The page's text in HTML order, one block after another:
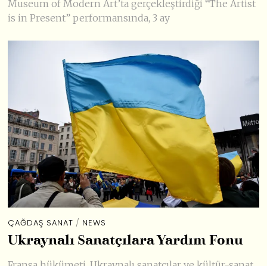
Museum of Modern Art’ta gerçekleştirdiği “The Artist
is in Present” performansında, 3 ay
ÇAĞDAŞ SANAT / NEWS
Ukraynalı Sanatçılara Yardım Fonu